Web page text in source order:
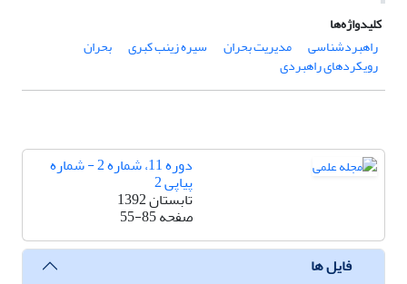
کلیدواژه‌ها
راهبردشناسی
مدیریت بحران سیره زینب کبری بحران
رویکردهای راهبردی
دوره 11، شماره 2 - شماره
پیاپی 2
تابستان 1392
صفحه55-85
فایل ها